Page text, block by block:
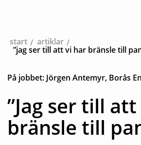
start
artiklar
”jag ser till att vi har bränsle till
På jobbet: Jörgen Antemyr, Borås
”Jag ser till
bränsle till